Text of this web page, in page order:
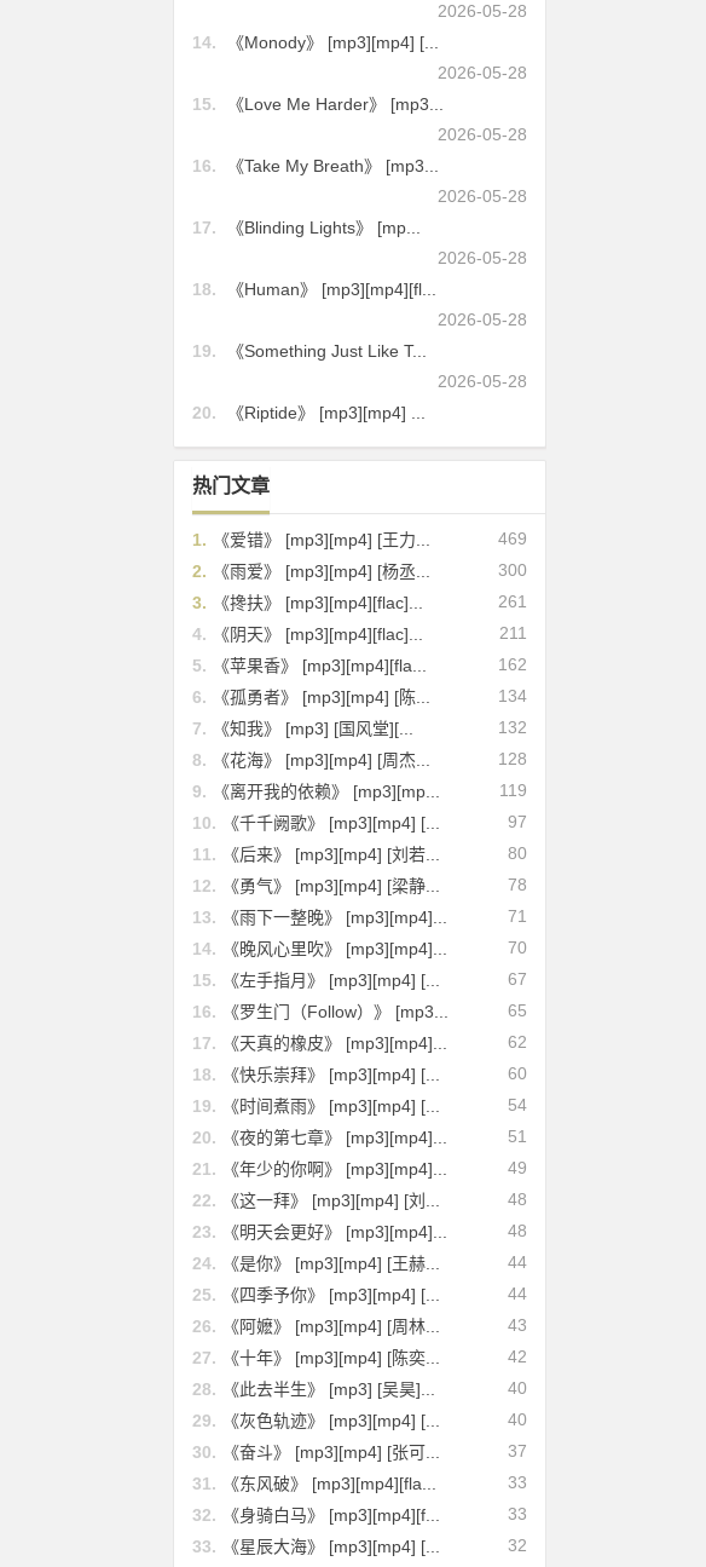
2026-05-28
14.
《Monody》 [mp3][mp4] [...
2026-05-28
15.
《Love Me Harder》 [mp3...
2026-05-28
16.
《Take My Breath》 [mp3...
2026-05-28
17.
《Blinding Lights》 [mp...
2026-05-28
18.
《Human》 [mp3][mp4][fl...
2026-05-28
19.
《Something Just Like T...
2026-05-28
20.
《Riptide》 [mp3][mp4] ...
热门文章
469
1.
《爱错》 [mp3][mp4] [王力...
300
2.
《雨爱》 [mp3][mp4] [杨丞...
261
3.
《搀扶》 [mp3][mp4][flac]...
211
4.
《阴天》 [mp3][mp4][flac]...
162
5.
《苹果香》 [mp3][mp4][fla...
134
6.
《孤勇者》 [mp3][mp4] [陈...
132
7.
《知我》 [mp3] [国风堂][...
128
8.
《花海》 [mp3][mp4] [周杰...
119
9.
《离开我的依赖》 [mp3][mp...
97
10.
《千千阙歌》 [mp3][mp4] [...
80
11.
《后来》 [mp3][mp4] [刘若...
78
12.
《勇气》 [mp3][mp4] [梁静...
71
13.
《雨下一整晚》 [mp3][mp4]...
70
14.
《晚风心里吹》 [mp3][mp4]...
67
15.
《左手指月》 [mp3][mp4] [...
65
16.
《罗生门（Follow）》 [mp3...
62
17.
《天真的橡皮》 [mp3][mp4]...
60
18.
《快乐崇拜》 [mp3][mp4] [...
54
19.
《时间煮雨》 [mp3][mp4] [...
51
20.
《夜的第七章》 [mp3][mp4]...
49
21.
《年少的你啊》 [mp3][mp4]...
48
22.
《这一拜》 [mp3][mp4] [刘...
48
23.
《明天会更好》 [mp3][mp4]...
44
24.
《是你》 [mp3][mp4] [王赫...
44
25.
《四季予你》 [mp3][mp4] [...
43
26.
《阿嬷》 [mp3][mp4] [周林...
42
27.
《十年》 [mp3][mp4] [陈奕...
40
28.
《此去半生》 [mp3] [吴昊]...
40
29.
《灰色轨迹》 [mp3][mp4] [...
37
30.
《奋斗》 [mp3][mp4] [张可...
33
31.
《东风破》 [mp3][mp4][fla...
33
32.
《身骑白马》 [mp3][mp4][f...
32
33. 《星辰大海》 [mp3][mp4] [...